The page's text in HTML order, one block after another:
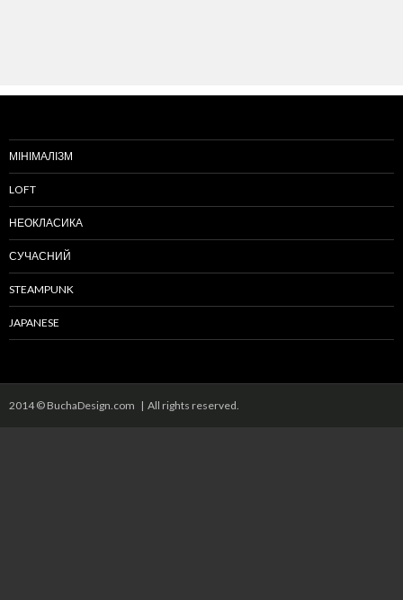
МІНІМАЛІЗМ
LOFT
НЕОКЛАСИКА
СУЧАСНИЙ
STEAMPUNK
JAPANESE
2014 © BuchaDesign.com | All rights reserved.